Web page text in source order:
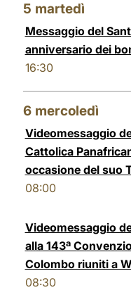
5 martedì
Messaggio del
anniversario dei
16:30
6 mercoledì
Videomessaggio
Cattolica
occasione del suo
08:00
Videomessaggio
alla 143ª
Colombo riuniti a
08:30